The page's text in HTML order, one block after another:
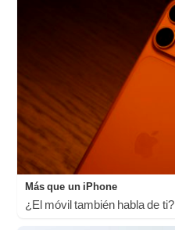
Más que un iPhone
¿El móvil también habla de ti?